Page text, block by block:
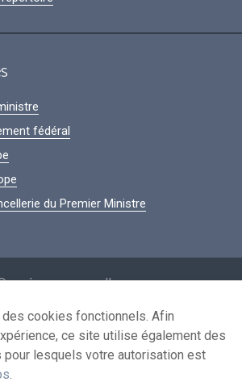
fédéral
du Premier Ministre
personnelles
de réutilisation
Contactez-nous
cookies fonctionnels. Afin
ce site utilise également des
lesquels votre autorisation est
.